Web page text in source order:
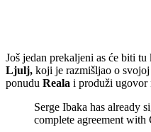
Još jedan prekaljeni as će biti
Ljulj, koji je razmišljao o
ponudu Reala i produži ugovor
Serge Ibaka has already
complete agreement with